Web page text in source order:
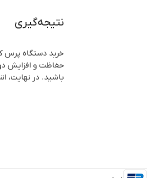
نتیجه‌گیری
خرید دستگاه پرس
حفاظت و افزایش
باشید. در نهایت،